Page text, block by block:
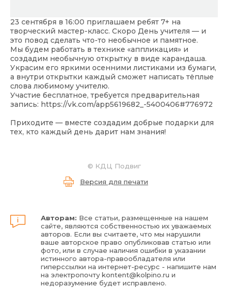
23 сентября в 16:00 приглашаем ребят 7+ на
творческий мастер-класс. Скоро День учителя — и
это повод сделать что-то необычное и памятное.
Мы будем работать в технике «аппликация» и
создадим необычную открытку в виде карандаша.
Украсим его яркими осенними листиками из бумаги,
а внутри открытки каждый сможет написать тёплые
слова любимому учителю.
Участие бесплатное, требуется предварительная
запись: https://vk.com/app5619682_-5400406#776972
Приходите — вместе создадим добрые подарки для
тех, кто каждый день дарит нам знания!
© КДЦ Подвиг
Версия для печати
Авторам: Все статьи, размещенные на нашем
сайте, являются собственностью их уважаемых
авторов. Если вы считаете, что мы нарушили
ваше авторское право опубликовав статью или
фото, или в случае наличия ошибки в указании
истинного автора-правообладателя или
гиперссылки на интернет-ресурс - напишите нам
на электропочтуkontent@kolpino.ru и
недоразумение будет исправлено.